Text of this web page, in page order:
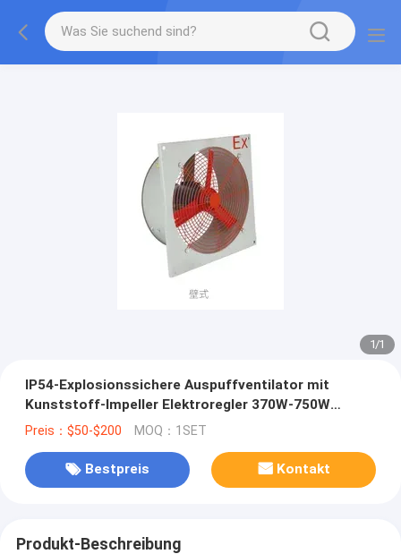
1/1
IP54-Explosionssichere Auspuffventilator mit
Kunststoff-Impeller Elektroregler 370W-750W
Leistung 2,2-12,5 KW Kühlung
Preis：$50-$200 MOQ：1SET
Bestpreis Kontakt
Produkt-Beschreibung